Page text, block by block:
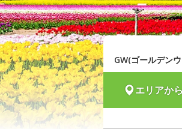
GW(ゴールデン
エリアか